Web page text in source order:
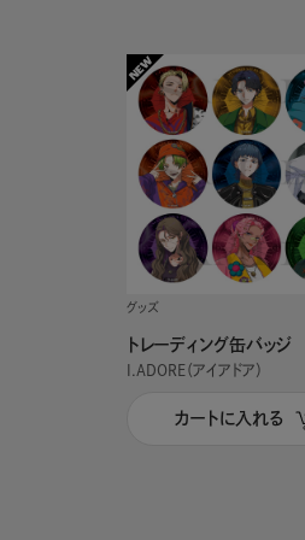
グッズ
トレーディング缶バッジ
I.ADORE（アイアドア）
カートに入れる